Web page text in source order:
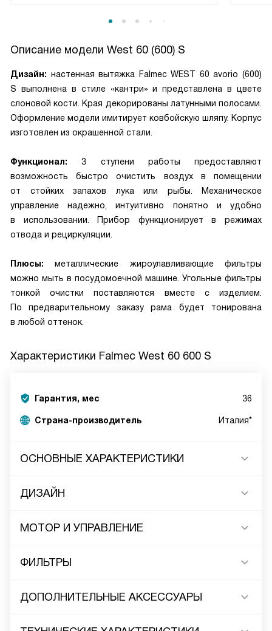
Описание модели West 60 (600) S
Дизайн: настенная вытяжка Falmec WEST 60 avorio (600)
S выполнена в стиле «кантри» и представлена в цвете
слоновой кости. Края декорированы латунными полосами.
Оформление модели имитирует ковбойскую шляпу. Корпус
изготовлен из окрашенной стали.
Функционал: 3 ступени работы предоставляют
возможность быстро очистить воздух в помещении
от стойких запахов лука или рыбы. Механическое
управление надежно, интуитивно понятно и удобно
в использовании. Прибор функционирует в режимах
отвода и рециркуляции.
Плюсы:металлические жироулавливающие фильтры
можно мыть в посудомоечной машине. Угольные фильтры
тонкой очистки поставляются вместе с изделием.
По предварительному заказу рама будет тонирована
в любой оттенок.
Характеристики Falmec West 60 600 S
Гарантия, мес 36
Страна-производитель Италия*
ОСНОВНЫЕ ХАРАКТЕРИСТИКИ
ДИЗАЙН
МОТОР И УПРАВЛЕНИЕ
ФИЛЬТРЫ
ДОПОЛНИТЕЛЬНЫЕ АКСЕССУАРЫ